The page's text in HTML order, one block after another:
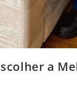
a